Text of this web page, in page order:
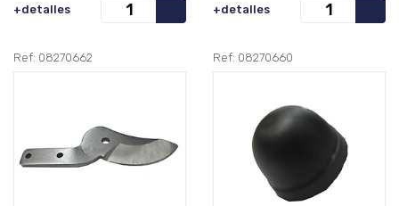
+detalles +detalles
Ref: 08270662 Ref: 08270660